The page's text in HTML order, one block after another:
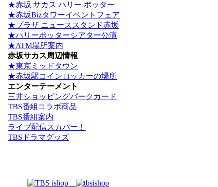
★赤坂 サカス ハリー ポッター
★赤坂Bizタワーイベントフェア
★プラザ ニューススタンド赤坂
★ハリーポッターシアター公演
★ATM場所案内
赤坂サカス周辺情報
★東京ミッドタウン
★赤坂駅コインロッカーの場所
エンターテーメント
三井ショッピングパークカード
TBS番組コラボ商品
TBS番組案内
ライブ配信スカパー！
TBSドラマグッズ